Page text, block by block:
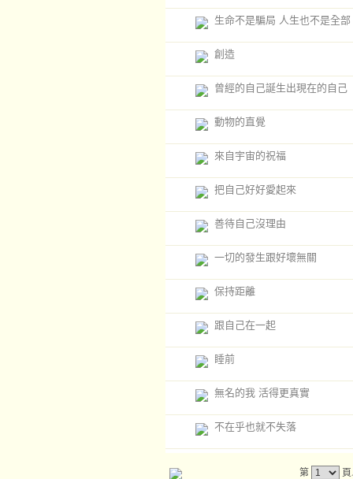
生命不是騙局 人生也不是全部
創造
曾經的自己誕生出現在的自己
動物的直覺
來自宇宙的祝福
把自己好好愛起來
善待自己沒理由
一切的發生跟好壞無關
保持距離
跟自己在一起
睡前
無名的我 活得更真實
不在乎也就不失落
第